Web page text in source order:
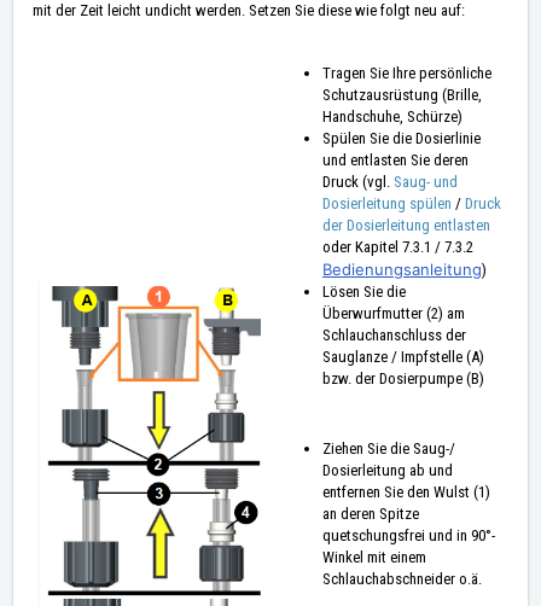
mit der Zeit leicht undicht werden. Setzen Sie diese wie folgt neu auf:
Tragen Sie Ihre persönliche
Schutzausrüstung (Brille,
Handschuhe, Schürze)
Spülen Sie die Dosierlinie
und entlasten Sie deren
Druck (vgl. Saug- und
Dosierleitung spülen / Druck
der Dosierleitung entlasten
oder Kapitel 7.3.1 / 7.3.2
Bedienungsanleitung)
Lösen Sie die
Überwurfmutter (2) am
Schlauchanschluss der
Sauglanze / Impfstelle (A)
bzw. der Dosierpumpe (B)
Ziehen Sie die Saug-/
Dosierleitung ab und
entfernen Sie den Wulst (1)
an deren Spitze
quetschungsfrei und in 90°-
Winkel mit einem
Schlauchabschneider o.ä.